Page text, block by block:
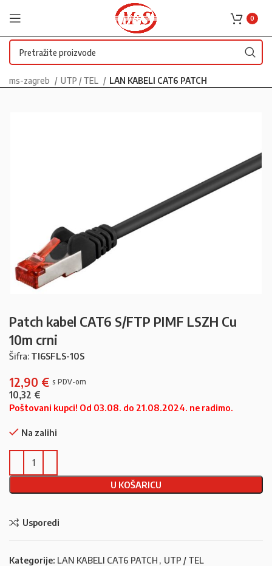
0
ms-zagreb UTP / TEL LAN KABELI CAT6 PATCH
Patch kabel CAT6 S/FTP PIMF LSZH Cu
10m crni
Šifra: TI6SFLS-10S
12,90 €
10,32 €
Poštovani kupci! Od 03.08. do 21.08.2024. ne radimo.
Na zalihi
U KOŠARICU
Usporedi
Kategorije: LAN KABELI CAT6 PATCH , UTP / TEL